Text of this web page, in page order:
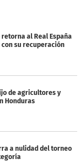
al Real España
su recuperación
de agricultores y
Honduras
a nulidad del torneo